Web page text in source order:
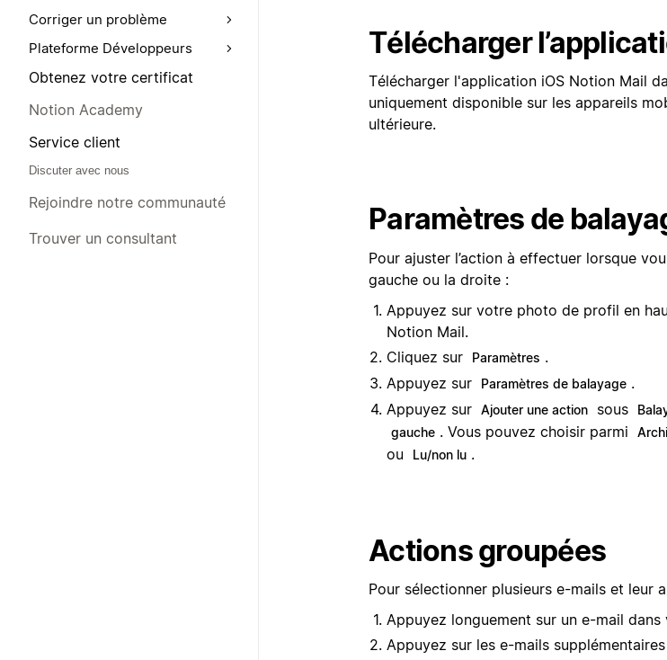
Corriger un problème
Plateforme Développeurs
Obtenez votre certificat
Notion Academy
Service client
Discuter avec nous
Rejoindre notre communauté
Trouver un consultant
Télécharger
Télécharger l'application iOS Notion Mail
uniquement disponible sur les appareils
ultérieure.
Paramètres de
Pour ajuster l’action à effectuer lorsque
gauche ou la droite :
Appuyez sur votre photo de profil en
Notion Mail.
Cliquez sur
Paramètres .
Appuyez sur
Paramètres de balayage .
Appuyez sur Ajouter une action sous
gauche . Vous pouvez choisir parmi
ou Lu/non lu .
Actions groupées
Pour sélectionner plusieurs e-mails et leur
Appuyez longuement sur un e-mail
Appuyez sur les e-mails